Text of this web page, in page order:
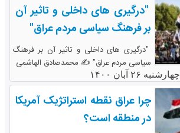
"درگیری های داخلی و تاثیر آن
بر فرهنگ سیاسی مردم عراق"
"درگیری های داخلی و تاثیر آن بر فرهنگ
سیاسی مردم عراق" ✍️ محمدصادق الهاشمی
چهارشنبه ۲۶ آبان ۱۴۰۰
چرا عراق نقطه استراتژیک آمریکا
در منطقه است؟